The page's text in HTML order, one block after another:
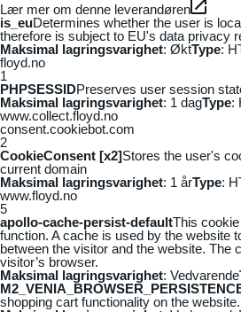
Lær mer om denne leverandøren
is_euDetermines whether the user is
therefore is subject to EU's data privacy
Maksimal lagringsvarighet: ØktType:
floyd.no
1
PHPSESSIDPreserves user session
Maksimal lagringsvarighet: 1 dagType:
www.collect.floyd.no
consent.cookiebot.com
2
CookieConsent [x2]Stores the user's
current domain
Maksimal lagringsvarighet: 1 årType:
www.floyd.no
5
apollo-cache-persist-defaultThis
function. A cache is used by the website
between the visitor and the website. The
visitor’s browser.
Maksimal lagringsvarighet: Vedvarende
shopping cart functionality on the website.